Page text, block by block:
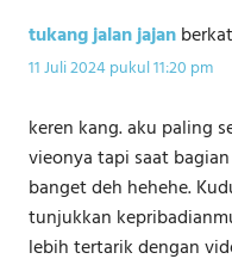
tukang jalan jajan
11 Juli 2024 pukul 11:20 pm
keren kang. aku paling
vieonya tapi saat
banget deh hehehe.
tunjukkan
lebih tertarik dengan